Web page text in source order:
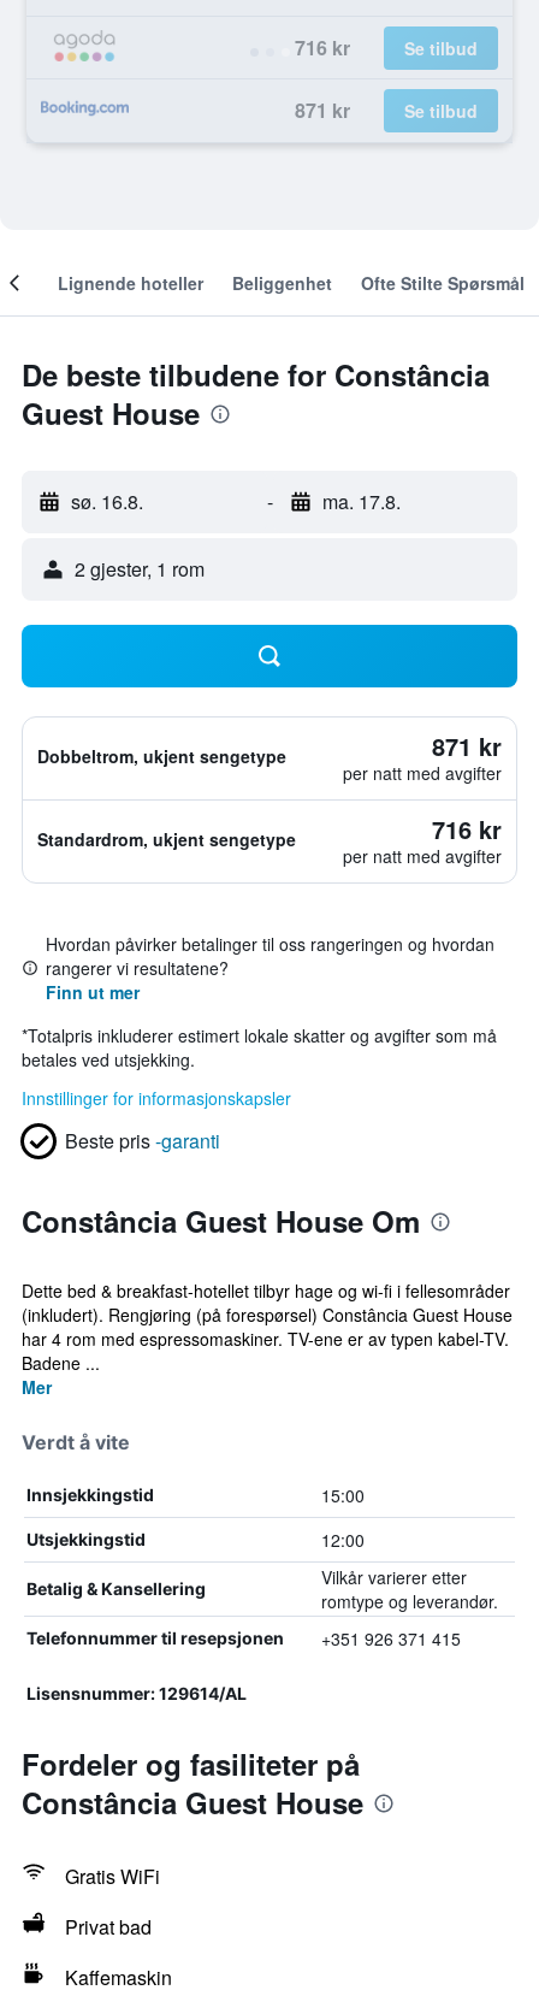
716 kr Se tilbud
871 kr Se tilbud
Lignende hoteller Beliggenhet Ofte Stilte Spørsmål
De beste tilbudene for Constância
Guest House
sø. 16.8. - ma. 17.8.
2 gjester, 1 rom
Dobbeltrom, ukjent sengetype 871 kr
per natt med avgifter
Standardrom, ukjent sengetype 716 kr
per natt med avgifter
Hvordan påvirker betalinger til oss rangeringen og hvordan
rangerer vi resultatene?
Finn ut mer
*Totalpris inkluderer estimert lokale skatter og avgifter som må
betales ved utsjekking.
Innstillinger for informasjonskapsler
Beste pris-garanti
Constância Guest House Om
Dette bed & breakfast-hotellet tilbyr hage og wi-fi i fellesområder
(inkludert). Rengjøring (på forespørsel) Constância Guest House
har 4 rom med espressomaskiner. TV-ene er av typen kabel-TV.
Badene ...
Mer
Verdt å vite
Innsjekkingstid 15:00
Utsjekkingstid 12:00
Betalig & Kansellering
Vilkår varierer etter
romtype og leverandør.
Telefonnummer til resepsjonen +351 926 371 415
Lisensnummer: 129614/AL
Fordeler og fasiliteter på
Constância Guest House
Gratis WiFi
Privat bad
Kaffemaskin